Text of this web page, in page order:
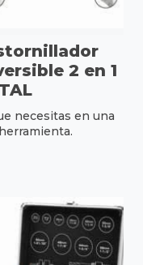
2 en 1
necesitas en una